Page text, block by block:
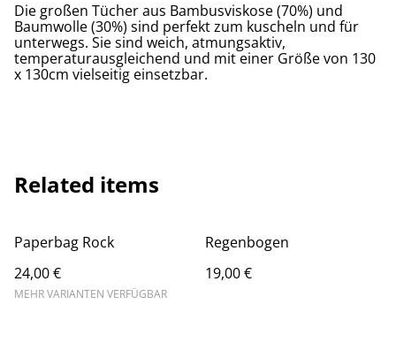
Die großen Tücher aus Bambusviskose (70%) und
Baumwolle (30%) sind perfekt zum kuscheln und für
unterwegs. Sie sind weich, atmungsaktiv,
temperaturausgleichend und mit einer Größe von 130
x 130cm vielseitig einsetzbar.
Related items
Paperbag Rock
24,00 €
MEHR VARIANTEN VERFÜGBAR
Regenbogen
19,00 €